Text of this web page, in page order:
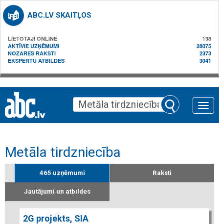
ABC.LV SKAITĻOS
LIETOTĀJI ONLINE
138
AKTĪVIE UZŅĒMUMI
28075
NOZARES RAKSTI
2373
EKSPERTU ATBILDES
3041
Toggle
Metāla tirdzniecība
465 uzņēmumi Raksti
Jautājumi un atbildes
2G projekts, SIA